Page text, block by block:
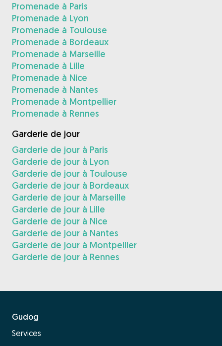
Promenade à Paris
Promenade à Lyon
Promenade à Toulouse
Promenade à Bordeaux
Promenade à Marseille
Promenade à Lille
Promenade à Nice
Promenade à Nantes
Promenade à Montpellier
Promenade à Rennes
Garderie de jour
Garderie de jour à Paris
Garderie de jour à Lyon
Garderie de jour à Toulouse
Garderie de jour à Bordeaux
Garderie de jour à Marseille
Garderie de jour à Lille
Garderie de jour à Nice
Garderie de jour à Nantes
Garderie de jour à Montpellier
Garderie de jour à Rennes
Gudog
Services